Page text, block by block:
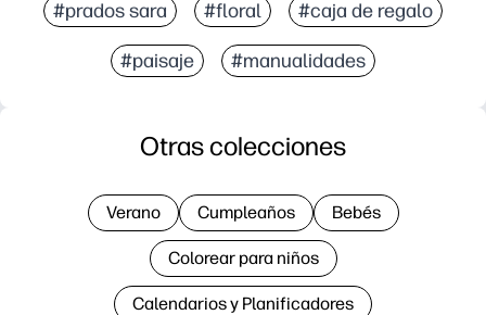
#prados sara #floral #caja de regalo
#paisaje #manualidades
Otras colecciones
Verano Cumpleaños Bebés
Colorear para niños
Calendarios y Planificadores